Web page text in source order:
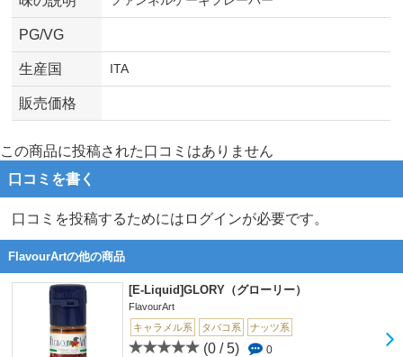
PG/VG
生産国 ITA
販売価格
この商品に投稿された口コミはありません
口コミを書く
口コミを投稿するためにはログインが必要です。
FlavourArtの他の商品
[E-Liquid]GLORY（グローリー）
FlavourArt
キャラメル系
タバコ系 ナッツ系
(0 / 5) 0